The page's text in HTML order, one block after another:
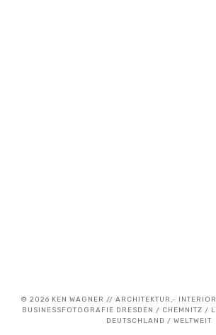
© 2026 KEN WAGNER // ARCHITEKTUR,-
BUSINESSFOTOGRAFIE DRESDEN / CHEMNITZ /
DEUTSCHLAND / WELTWEIT